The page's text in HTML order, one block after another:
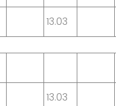
13.03
13.03